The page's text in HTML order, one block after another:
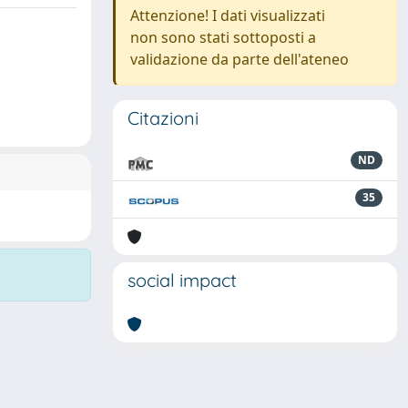
Attenzione! I dati visualizzati
non sono stati sottoposti a
validazione da parte dell'ateneo
Citazioni
ND
35
social impact